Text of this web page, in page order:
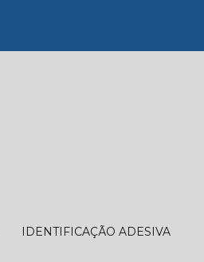
IDENTIFICAÇÃO ADESIVA